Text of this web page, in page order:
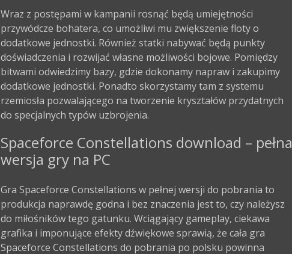
Wraz z postępami w kampanii rosnąć będą umiejętności
przywódcze bohatera, co umożliwi mu zwiększenie floty o
dodatkowe jednostki. Również statki nabywać będą punkty
doświadczenia i rozwijać własne możliwości bojowe. Pomiędzy
bitwami odwiedzimy bazy, gdzie dokonamy napraw i zakupimy
dodatkowe jednostki. Ponadto skorzystamy tam z systemu
rzemiosła pozwalającego na tworzenie kryształów przydatnych
do specjalnych typów uzbrojenia.
Spaceforce Constellations download – pełna
wersja gry na PC
Gra Spaceforce Constellations w pełnej wersji do pobrania to
produkcja naprawdę godna i bez znaczenia jest to, czy należysz
do miłośników tego gatunku. Wciągający gameplay, ciekawa
grafika i imponujące efekty dźwiękowe sprawią, że cała gra
Spaceforce Constellations do pobrania po polsku powinna